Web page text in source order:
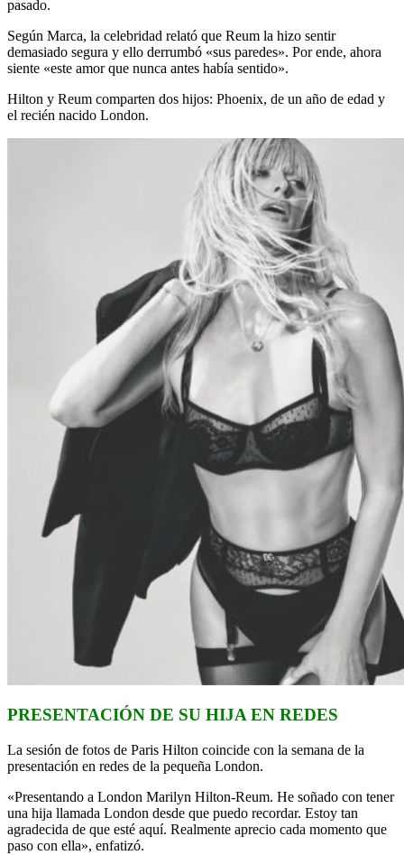
pasado.
Según Marca, la celebridad relató que Reum la hizo sentir
demasiado segura y ello derrumbó «sus paredes». Por ende, ahora
siente «este amor que nunca antes había sentido».
Hilton y Reum comparten dos hijos: Phoenix, de un año de edad y
el recién nacido London.
PRESENTACIÓN DE SU HIJA EN REDES
La sesión de fotos de Paris Hilton coincide con la semana de la
presentación en redes de la pequeña London.
«Presentando a London Marilyn Hilton-Reum. He soñado con tener
una hija llamada London desde que puedo recordar. Estoy tan
agradecida de que esté aquí. Realmente aprecio cada momento que
paso con ella», enfatizó.